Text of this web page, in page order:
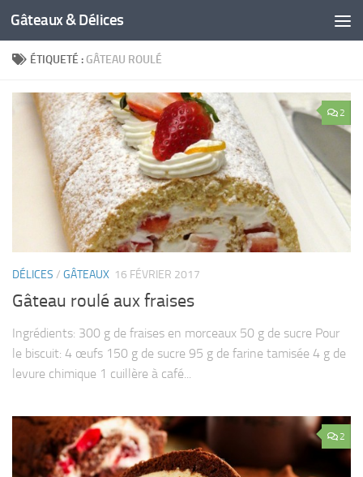
Gâteaux & Délices
ÉTIQUETÉ : GÂTEAU ROULÉ
2
DÉLICES / GÂTEAUX 16 FÉVRIER 2017
Gâteau roulé aux fraises
Ingrédients: 300 g de fraises en morceaux 50 g de sucre Pour
le biscuit: 4 œufs 150 g de sucre 95 g de farine tamisée 4 g de
levure chimique 1 cuillère à café...
2